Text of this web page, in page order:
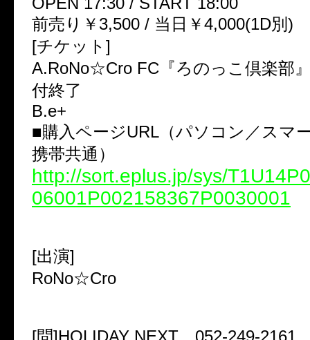
前売り￥3,500 / 当日￥4,000(1D別)
[チケット]
A.RoNo☆Cro FC『ろのっこ倶楽部
付終了
B.e+
■購入ページURL（パソコン／スマ
携帯共通）
http://sort.eplus.jp/sys/
06001P002158367P0030001
[出演]
RoNo☆Cro